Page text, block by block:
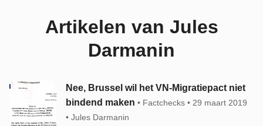
Artikelen van Jules
Darmanin
Nee, Brussel wil het VN-Migratiepact niet
bindend maken
Factchecks
29 maart 2019
Jules Darmanin